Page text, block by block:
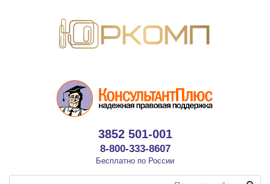
3852 501-001
8-800-333-8607
Бесплатно по России